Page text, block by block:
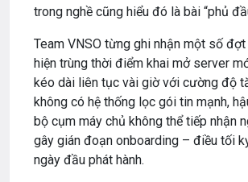
trong nghề cũng hiểu đó là bài “phủ
Team VNSO từng ghi nhận một số
hiện trùng thời điểm khai mở server
kéo dài liên tục vài giờ với cường độ
không có hệ thống lọc gói tin mạnh,
bộ cụm máy chủ không thể tiếp nhận
gây gián đoạn onboarding – điều tối
ngày đầu phát hành.